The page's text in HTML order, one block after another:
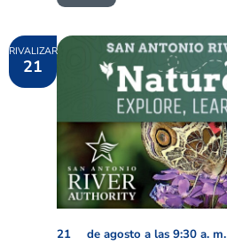
RIVALIZAR
21
21 de agosto a las 9:30 a. m.